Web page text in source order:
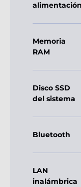
alimentación
Memoria
RAM
Disco SSD
del sistema
Bluetooth
LAN
inalámbrica